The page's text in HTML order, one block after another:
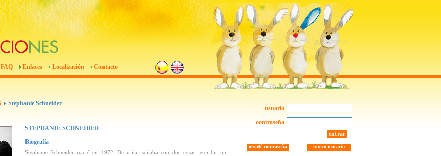
FAQ Enlaces Localización Contacto
Stephanie Schneider
STEPHANIE SCHNEIDER
Biografía
Stephanie Schneider nació en 1972. De niña, soñaba con dos cosas: escribir un
usuario
contraseña
entrar
nuevo usuario
olvidé contraseña